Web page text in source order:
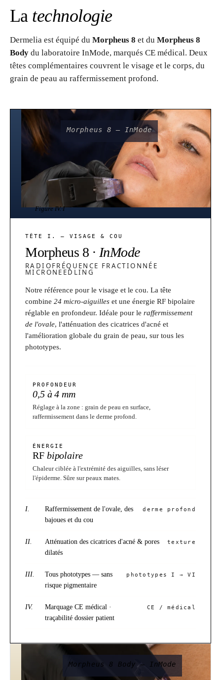
La technologie
Dermelia est équipé du Morpheus 8 et du Morpheus 8
Body du laboratoire InMode, marqués CE médical. Deux
têtes complémentaires couvrent le visage et le corps, du
grain de peau au raffermissement profond.
Figure IV.·I
Morpheus 8 — InMode
TÊTE I. — VISAGE & COU
Morpheus 8 · InMode
RADIOFRÉQUENCE FRACTIONNÉE
MICRONEEDLING
Notre référence pour le visage et le cou. La tête
combine 24 micro-aiguilles et une énergie RF bipolaire
réglable en profondeur. Idéale pour le raffermissement
de l'ovale, l'atténuation des cicatrices d'acné et
l'amélioration globale du grain de peau, sur tous les
phototypes.
PROFONDEUR
0,5 à 4 mm
Réglage à la zone : grain de peau en surface,
raffermissement dans le derme profond.
ÉNERGIE
RF bipolaire
Chaleur ciblée à l'extrémité des aiguilles, sans léser
l'épiderme. Sûre sur peaux mates.
I.
Raffermissement de l'ovale, des
bajoues et du cou
derme profond
II.
Atténuation des cicatrices d'acné & pores
dilatés
texture
III.
Tous phototypes — sans
risque pigmentaire
phototypes I → VI
IV.
Marquage CE médical ·
traçabilité dossier patient
CE / médical
Morpheus 8 Body — InMode